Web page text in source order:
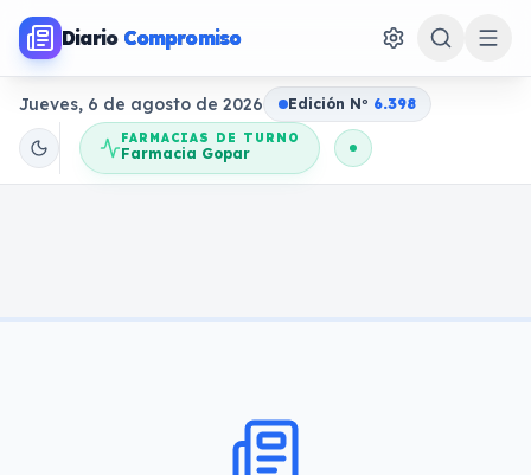
Diario Compromiso
Jueves, 6 de agosto de 2026 Edición No 6.398
FARMACIAS DE TURNO
Farmacia Gopar